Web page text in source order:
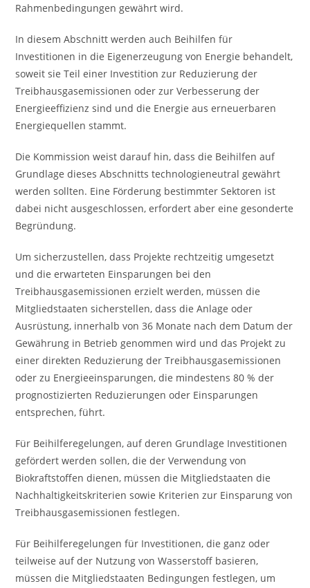
Rahmenbedingungen gewährt wird.
In diesem Abschnitt werden auch Beihilfen für
Investitionen in die Eigenerzeugung von Energie behandelt,
soweit sie Teil einer Investition zur Reduzierung der
Treibhausgasemissionen oder zur Verbesserung der
Energieeffizienz sind und die Energie aus erneuerbaren
Energiequellen stammt.
Die Kommission weist darauf hin, dass die Beihilfen auf
Grundlage dieses Abschnitts technologieneutral gewährt
werden sollten. Eine Förderung bestimmter Sektoren ist
dabei nicht ausgeschlossen, erfordert aber eine gesonderte
Begründung.
Um sicherzustellen, dass Projekte rechtzeitig umgesetzt
und die erwarteten Einsparungen bei den
Treibhausgasemissionen erzielt werden, müssen die
Mitgliedstaaten sicherstellen, dass die Anlage oder
Ausrüstung, innerhalb von 36 Monate nach dem Datum der
Gewährung in Betrieb genommen wird und das Projekt zu
einer direkten Reduzierung der Treibhausgasemissionen
oder zu Energieeinsparungen, die mindestens 80 % der
prognostizierten Reduzierungen oder Einsparungen
entsprechen, führt.
Für Beihilferegelungen, auf deren Grundlage Investitionen
gefördert werden sollen, die der Verwendung von
Biokraftstoffen dienen, müssen die Mitgliedstaaten die
Nachhaltigkeitskriterien sowie Kriterien zur Einsparung von
Treibhausgasemissionen festlegen.
Für Beihilferegelungen für Investitionen, die ganz oder
teilweise auf der Nutzung von Wasserstoff basieren,
müssen die Mitgliedstaaten Bedingungen festlegen, um